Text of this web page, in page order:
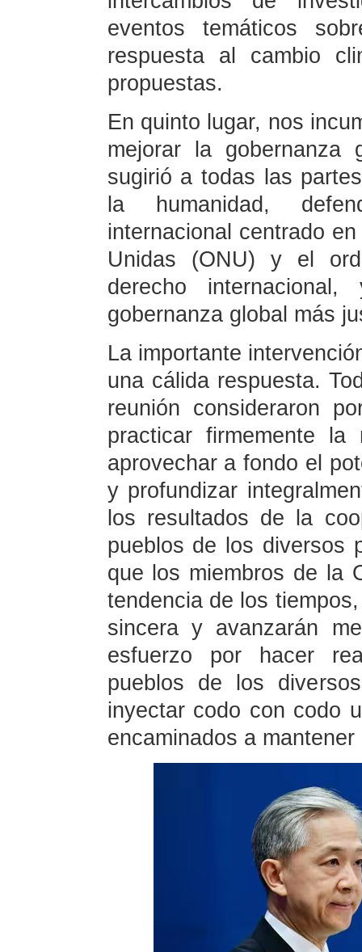
eventos temáticos
respuesta al cambio
propuestas.
En quinto lugar, nos
mejorar la gobernanza
sugirió a todas las
la humanidad,
internacional centrado
Unidas (ONU) y el
derecho
gobernanza global más
La importante
una cálida respuesta.
reunión consideraron
practicar firmemente
aprovechar a fondo el
y profundizar
los resultados de la
pueblos de los diversos
que los miembros de la
tendencia de los
sincera y avanzarán
esfuerzo por hacer
pueblos de los
inyectar codo con codo
encaminados a